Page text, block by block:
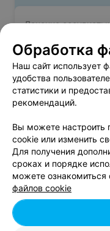
Лечение
Липосакция в Бресте
Липосакция живота
Обработка
Наш сайт использует
удобства
статистики и
рекомендаций.
Вы можете настроить
cookie или изменить
Для получения
сроках и порядке
можете ознакомиться
файлов cookie